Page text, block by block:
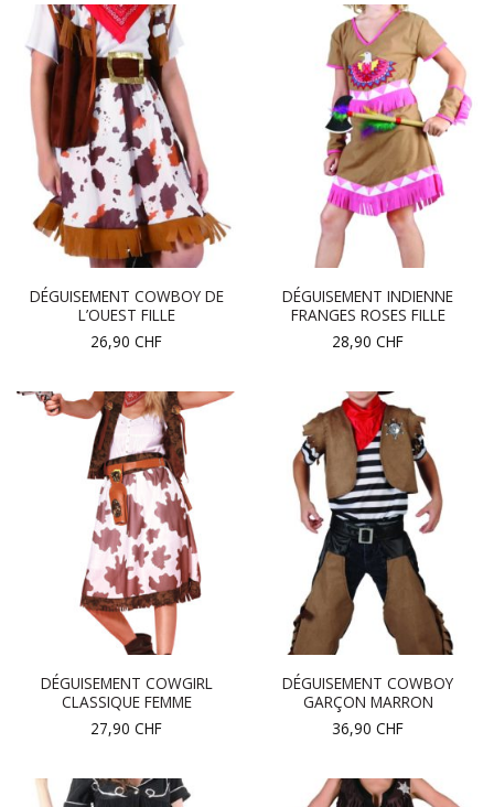
DÉGUISEMENT COWBOY DE
L’OUEST FILLE
26,90 CHF
DÉGUISEMENT INDIENNE
FRANGES ROSES FILLE
28,90 CHF
DÉGUISEMENT COWGIRL
CLASSIQUE FEMME
27,90 CHF
DÉGUISEMENT COWBOY
GARÇON MARRON
36,90 CHF